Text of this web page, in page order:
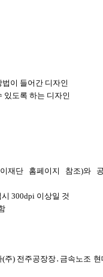
이 들어간 디자인
있도록 하는 디자인
재단 홈페이지 참조)와
300dpi 이상일 것
) 전주공장장․금속노조